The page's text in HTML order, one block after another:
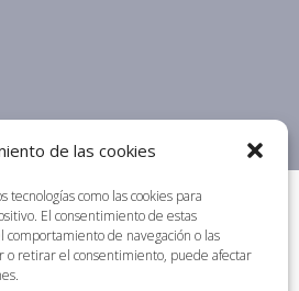
de las cookies
como las cookies para
El consentimiento de estas
comportamiento de navegación o las
o retirar el consentimiento, puede afectar